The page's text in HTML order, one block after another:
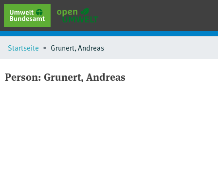
erweiterte Suche
Browse
Schlagwörter
Startseite Grunert, Andreas
Person: Grunert, Andreas